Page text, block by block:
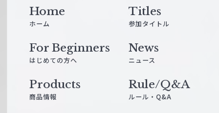
Home
ホーム
Titles
参加タイトル
For Beginners
はじめての方へ
News
ニュース
Products
商品情報
Rule/Q&A
ルール・Q&A